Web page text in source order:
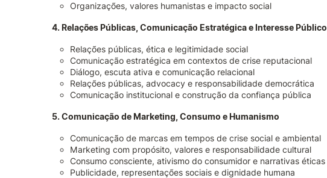
Organizações, valores humanistas e impacto social
4. Relações Públicas, Comunicação Estratégica e Interesse Público
Relações públicas, ética e legitimidade social
Comunicação estratégica em contextos de crise reputacional
Diálogo, escuta ativa e comunicação relacional
Relações públicas, advocacy e responsabilidade democrática
Comunicação institucional e construção da confiança pública
5. Comunicação de Marketing, Consumo e Humanismo
Comunicação de marcas em tempos de crise social e ambiental
Marketing com propósito, valores e responsabilidade cultural
Consumo consciente, ativismo do consumidor e narrativas éticas
Publicidade, representações sociais e dignidade humana